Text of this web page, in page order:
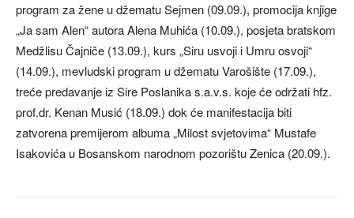
program za žene u džematu Sejmen (09.09.), promocija knjige
„Ja sam Alen“ autora Alena Muhića (10.09.), posjeta bratskom
Medžlisu Čajniče (13.09.), kurs „Siru usvoji i Umru osvoji“
(14.09.), mevludski program u džematu Varošište (17.09.),
treće predavanje iz Sire Poslanika s.a.v.s. koje će održati hfz.
prof.dr. Kenan Musić (18.09.) dok će manifestacija biti
zatvorena premijerom albuma „Milost svjetovima“ Mustafe
Isakovića u Bosanskom narodnom pozorištu Zenica (20.09.).